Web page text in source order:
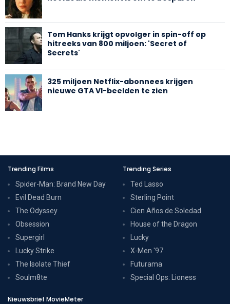
Tom Hanks krijgt opvolger in spin-off op
hitreeks van 800 miljoen: 'Secret of
Secrets'
325 miljoen Netflix-abonnees krijgen
nieuwe GTA VI-beelden te zien
Trending Films
Spider-Man: Brand New Day
Evil Dead Burn
The Odyssey
Obsession
Supergirl
Lucky Strike
The Isolate Thief
Soulm8te
Trending Series
Ted Lasso
Sterling Point
Cien Años de Soledad
House of the Dragon
Lucky
X-Men '97
Futurama
Special Ops: Lioness
Nieuwsbrief MovieMeter